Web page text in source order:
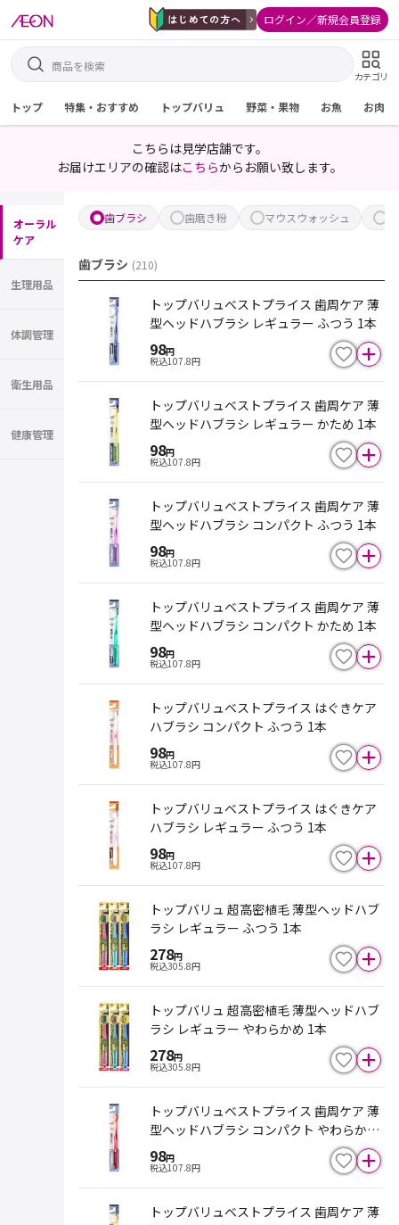
ログイン／新規会員登録
カテゴリ
トップ 特集・おすすめ トップバリュ 野菜・果物 お魚 お肉
こちらは見学店舗です。
お届けエリアの確認はこちらからお願い致します。
オーラル
ケア
生理用品
体調管理
衛生用品
健康管理
歯ブラシ 歯磨き粉 マウスウォッシュ
歯ブラシ (210)
トップバリュベストプライス 歯周ケア 薄
型ヘッドハブラシ レギュラー ふつう 1本
98円
税込107.8円
トップバリュベストプライス 歯周ケア 薄
型ヘッドハブラシ レギュラー かため 1本
98円
税込107.8円
トップバリュベストプライス 歯周ケア 薄
型ヘッドハブラシ コンパクト ふつう 1本
98円
税込107.8円
トップバリュベストプライス 歯周ケア 薄
型ヘッドハブラシ コンパクト かため 1本
98円
税込107.8円
トップバリュベストプライス はぐきケア
ハブラシ コンパクト ふつう 1本
98円
税込107.8円
トップバリュベストプライス はぐきケア
ハブラシ レギュラー ふつう 1本
98円
税込107.8円
トップバリュ 超高密植毛 薄型ヘッドハブ
ラシ レギュラー ふつう 1本
278円
税込305.8円
トップバリュ 超高密植毛 薄型ヘッドハブ
ラシ レギュラー やわらかめ 1本
278円
税込305.8円
トップバリュベストプライス 歯周ケア 薄
型ヘッドハブラシ コンパクト やわらかめ
1本
98円
税込107.8円
トップバリュベストプライス 歯周ケア 薄